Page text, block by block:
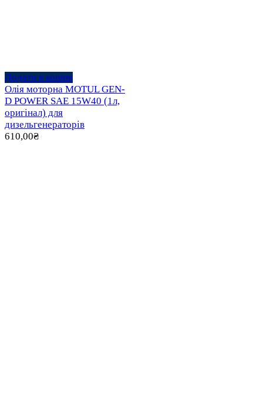
Додати в кошик
Олія моторна MOTUL GEN-
D POWER SAE 15W40 (1л,
оригінал) для
дизельгенераторів
610,00₴